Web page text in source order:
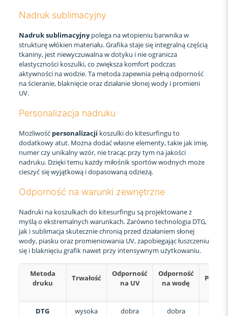
Nadruk sublimacyjny
Nadruk sublimacyjnypolega na wtopieniu barwnika w
strukturę włókien materiału. Grafika staje się integralną częścią
tkaniny, jest niewyczuwalna w dotyku i nie ogranicza
elastyczności koszulki, co zwiększa komfort podczas
aktywności na wodzie. Ta metoda zapewnia pełną odporność
na ścieranie, blaknięcie oraz działanie słonej wody i promieni
UV.
Personalizacja nadruku
Możliwość personalizacji koszulki do kitesurfingu to
dodatkowy atut. Można dodać własne elementy, takie jak imię,
numer czy unikalny wzór, nie tracąc przy tym na jakości
nadruku. Dzięki temu każdy miłośnik sportów wodnych może
cieszyć się wyjątkową i dopasowaną odzieżą.
Odporność na warunki zewnętrzne
Nadruki na koszulkach do kitesurfingu są projektowane z
myślą o ekstremalnych warunkach. Zarówno technologia DTG,
jak i sublimacja skutecznie chronią przed działaniem słonej
wody, piasku oraz promieniowania UV, zapobiegając łuszczeniu
się i blaknięciu grafik nawet przy intensywnym użytkowaniu.
Metoda
druku
Trwałość
Odporność
na UV
Odporność
na wodę
DTG wysoka dobra dobra